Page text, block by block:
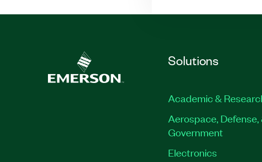
Solutions
Academic &
Aerospace, Defense,
Government
Electronics